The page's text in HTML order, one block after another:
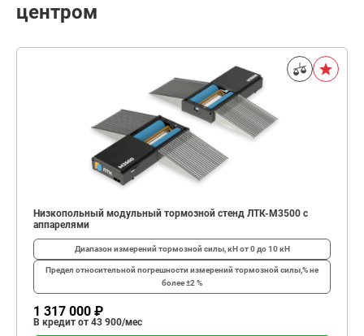
центром
Низкопольный модульный тормозной стенд ЛТК-М3500 с
аппарелями
Диапазон измерений тормозной силы, кНот 0 до 10 кН
Предел относительной погрешности измерений тормозной силы,%не
более ±2 %
1 317 000 ₽
В кредит от 43 900/мес